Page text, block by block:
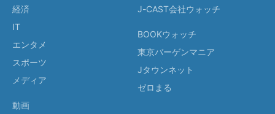
経済
IT
エンタメ
スポーツ
メディア
動画
J-CAST会社ウォッチ
BOOKウォッチ
東京バーゲンマニア
Jタウンネット
ゼロまる